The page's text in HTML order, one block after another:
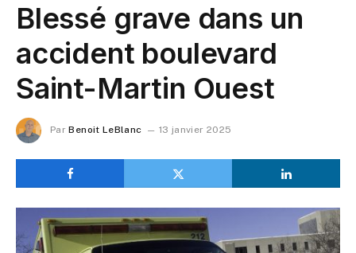
Blessé grave dans un
accident boulevard
Saint-Martin Ouest
Par Benoit LeBlanc 13 janvier 2025